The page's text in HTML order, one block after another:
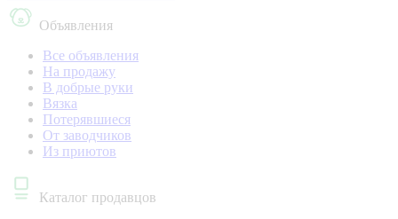
Объявления
Все объявления
На продажу
В добрые руки
Вязка
Потерявшиеся
От заводчиков
Из приютов
Каталог продавцов